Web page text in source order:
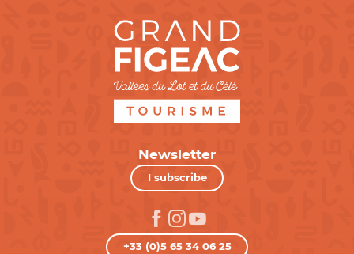
Newsletter
I subscribe
+33 (0)5 65 34 06 25